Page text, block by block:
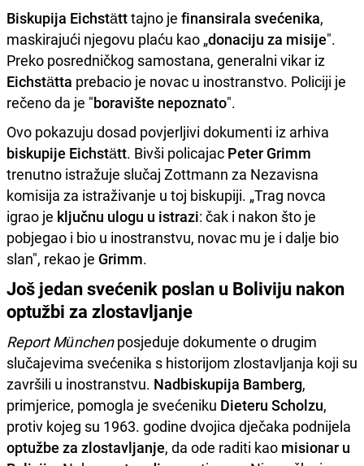
Biskupija Eichstätttajno je finansirala svećenika,
maskirajući njegovu plaću kao „donaciju za misije".
Preko posredničkog samostana, generalni vikar iz
Eichstätta prebacio je novac u inostranstvo. Policiji je
rečeno da je "boravište nepoznato".
Ovo pokazuju dosad povjerljivi dokumenti iz arhiva
biskupije Eichstätt. Bivši policajac Peter Grimm
trenutno istražuje slučaj Zottmann za Nezavisna
komisija za istraživanje u toj biskupiji. „Trag novca
igrao je ključnu ulogu u istrazi: čak i nakon što je
pobjegao i bio u inostranstvu, novac mu je i dalje bio
slan", rekao je Grimm.
Još jedan svećenik poslan u Boliviju nakon
optužbi za zlostavljanje
Report Münchenposjeduje dokumente o drugim
slučajevima svećenika s historijom zlostavljanja koji su
završili u inostranstvu. Nadbiskupija Bamberg,
primjerice, pomogla je svećeniku Dieteru Scholzu,
protiv kojeg su 1963. godine dvojica dječaka podnijela
optužbe za zlostavljanje, da ode raditi kao misionar u